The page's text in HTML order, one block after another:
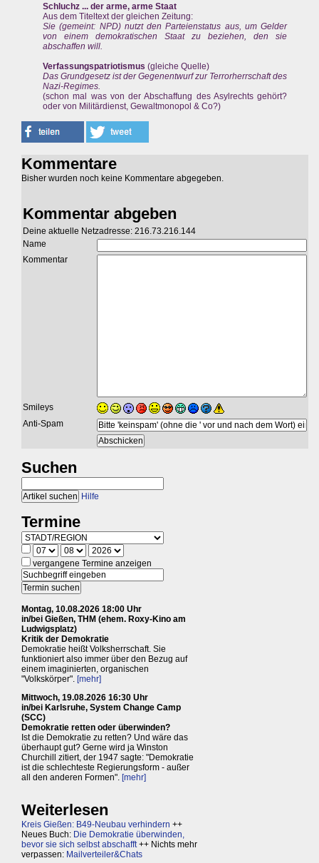
Schluchz ... der arme, arme Staat
Aus dem Titeltext der gleichen Zeitung:
Sie (gemeint: NPD) nutzt den Parteienstatus aus, um Gelder
von einem demokratischen Staat zu beziehen, den sie
abschaffen will.
Verfassungspatriotismus (gleiche Quelle)
Das Grundgesetz ist der Gegenentwurf zur Terrorherrschaft des
Nazi-Regimes.
(schon mal was von der Abschaffung des Asylrechts gehört?
oder von Militärdienst, Gewaltmonopol & Co?)
Kommentare
Bisher wurden noch keine Kommentare abgegeben.
Kommentar abgeben
Deine aktuelle Netzadresse: 216.73.216.144
Name
Kommentar
Smileys
Anti-Spam
Suchen
Hilfe
Termine
vergangene Termine anzeigen
Montag, 10.08.2026 18:00 Uhr
in/bei Gießen, THM (ehem. Roxy-Kino am
Ludwigsplatz)
Kritik der Demokratie
Demokratie heißt Volksherrschaft. Sie
funktioniert also immer über den Bezug auf
einem imaginierten, organischen
"Volkskörper". [mehr]
Mittwoch, 19.08.2026 16:30 Uhr
in/bei Karlsruhe, System Change Camp
(SCC)
Demokratie retten oder überwinden?
Ist die Demokratie zu retten? Und wäre das
überhaupt gut? Gerne wird ja Winston
Churchill zitiert, der 1947 sagte: "Demokratie
ist die schlechteste Regierungsform - außer
all den anderen Formen". [mehr]
Weiterlesen
Kreis Gießen: B49-Neubau verhindern ++
Neues Buch: Die Demokratie überwinden,
bevor sie sich selbst abschafft++ Nichts mehr
verpassen: Mailverteiler&Chats